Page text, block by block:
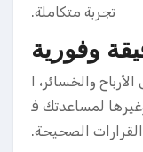
تجربة متكاملة.
وفورية
والخسائر، ا
وغيرها لمساعدتك ف
الصحيحة.